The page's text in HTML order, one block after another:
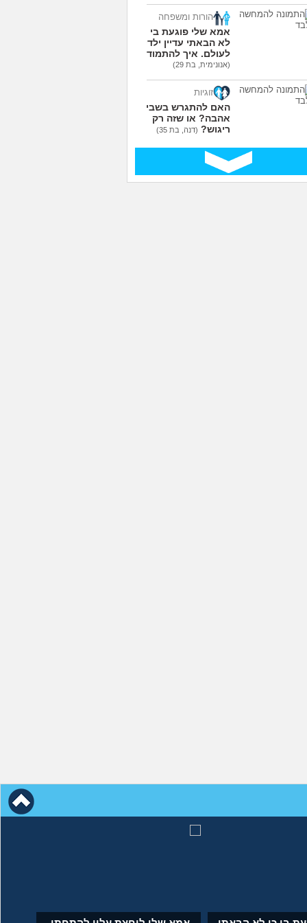
הורות ומשפחה
אמא שלי פוגעת בי כי
לא הבאתי עדיין ילדים
לעולם. איך להתמודד?
(אנונימית, בת 29)
זוגיות
האם להתגרש בשביל
אהבה? או שזה רק
ריגוש? (דנה, בת 35)